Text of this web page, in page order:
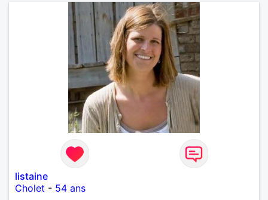
listaine
Cholet - 54 ans